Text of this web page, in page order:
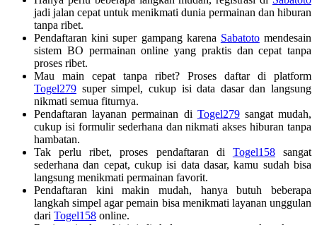
jadi jalan cepat untuk menikmati dunia permainan dan hiburan
tanpa ribet.
Pendaftaran kini super gampang karena Sabatotomendesain
sistem BO permainan online yang praktis dan cepat tanpa
proses ribet.
Mau main cepat tanpa ribet? Proses daftar di platform
Togel279 super simpel, cukup isi data dasar dan langsung
nikmati semua fiturnya.
Pendaftaran layanan permainan di Togel279sangat mudah,
cukup isi formulir sederhana dan nikmati akses hiburan tanpa
hambatan.
Tak perlu ribet, proses pendaftaran di Togel158sangat
sederhana dan cepat, cukup isi data dasar, kamu sudah bisa
langsung menikmati permainan favorit.
Pendaftaran kini makin mudah, hanya butuh beberapa
langkah simpel agar pemain bisa menikmati layanan unggulan
dari Togel158 online.